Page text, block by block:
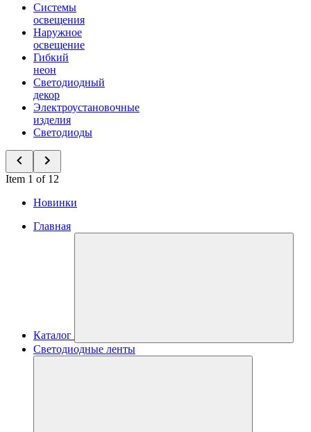
Системы
освещения
Наружное
освещение
Гибкий
неон
Светодиодный
декор
Электроустановочные
изделия
Светодиоды
Item 1 of 12
Новинки
Главная
Каталог
Светодиодные ленты